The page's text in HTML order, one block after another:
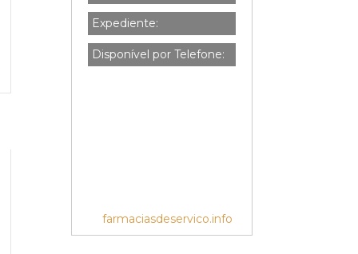
Expediente:
Disponível por Telefone:
farmaciasdeservico.info